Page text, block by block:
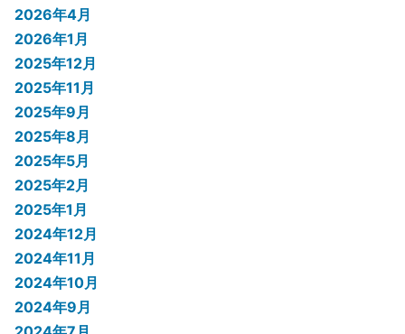
2026年4月
2026年1月
2025年12月
2025年11月
2025年9月
2025年8月
2025年5月
2025年2月
2025年1月
2024年12月
2024年11月
2024年10月
2024年9月